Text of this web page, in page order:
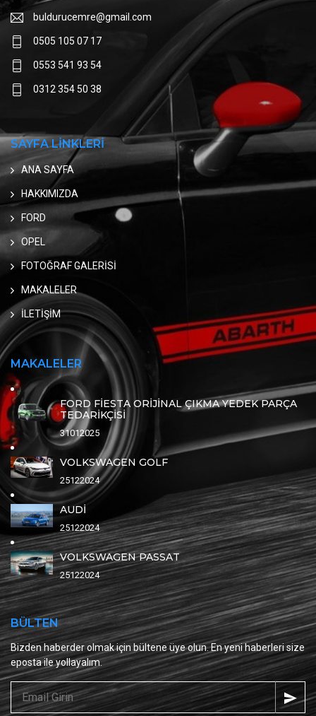
buldurucemre@gmail.com
0505 105 07 17
0553 541 93 54
0312 354 50 38
SAYFA LİNKLERİ
ANA SAYFA
HAKKIMIZDA
FORD
OPEL
FOTOĞRAF GALERİSİ
MAKALELER
İLETİŞİM
MAKALELER
FORD FİESTA ORİJİNAL ÇIKMA YEDEK PARÇA
TEDARİKÇİSİ
31012025
VOLKSWAGEN GOLF
25122024
AUDİ
25122024
VOLKSWAGEN PASSAT
25122024
BÜLTEN
Bizden haberder olmak için bültene üye olun. En yeni haberleri size
eposta ile yollayalım.